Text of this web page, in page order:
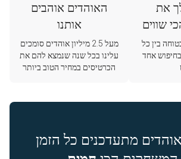
את
שווים
בין כל
אחד
האוהדים אוהבים
אותנו
מעל 2.5 מיליון אוהדים סומכים
עלינו בכל שנה שנמצא להם את
הכרטיסים במחיר הטוב ביותר
אוהדים מתעדכנים כל הזמן